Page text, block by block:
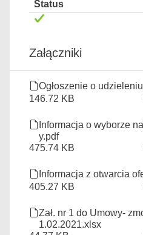
Załączniki
Ogłoszenie o
146.72 KB
Informacja o wyborze
y.pdf
475.74 KB
Informacja z otwarcia
405.27 KB
Zał. nr 1 do Umowy-
1.02.2021.xlsx